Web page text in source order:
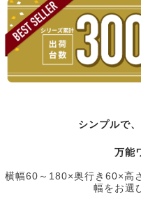
シンプルで
万能
横幅60～180×奥行き60×高
幅をお選